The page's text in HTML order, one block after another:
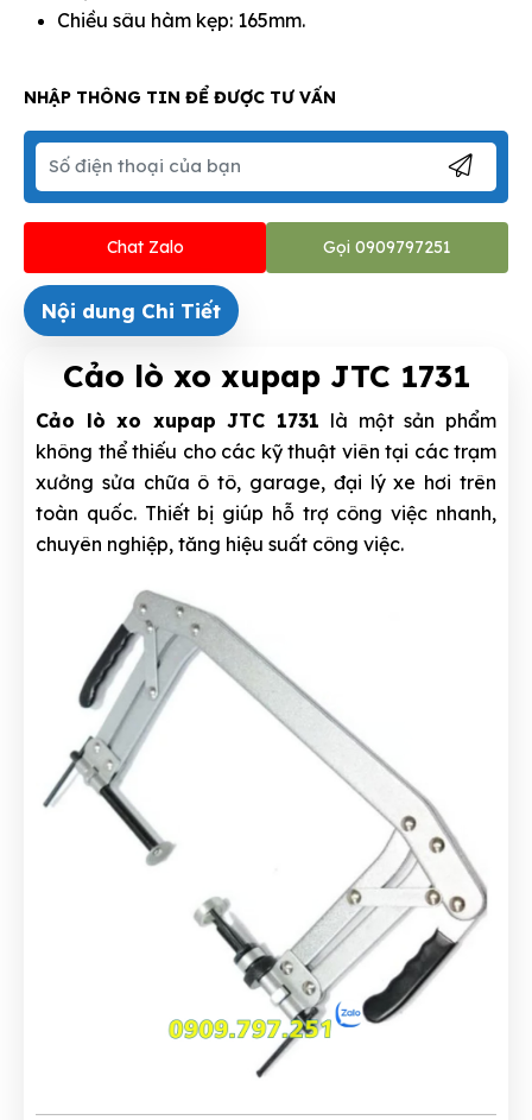
Chiều sâu hàm kẹp: 165mm.
NHẬP THÔNG TIN ĐỂ ĐƯỢC TƯ VẤN
Chat Zalo Gọi 0909797251
Nội dung Chi Tiết
Cảo lò xo xupap JTC 1731
Cảo lò xo xupap JTC 1731 là một sản phẩm
không thể thiếu cho các kỹ thuật viên tại các trạm
xưởng sửa chữa ô tô, garage, đại lý xe hơi trên
toàn quốc. Thiết bị giúp hỗ trợ công việc nhanh,
chuyên nghiệp, tăng hiệu suất công việc.